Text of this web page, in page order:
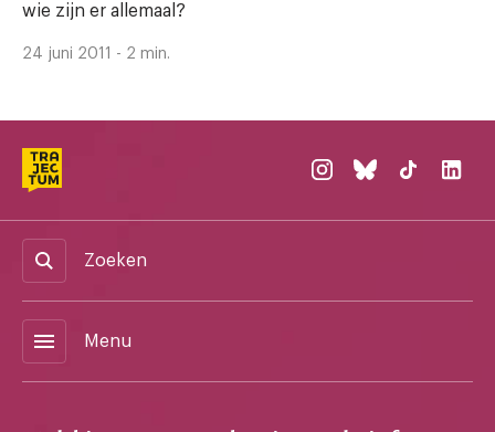
wie zijn er allemaal?
24 juni 2011 - 2 min.
Zoeken
menu Menu